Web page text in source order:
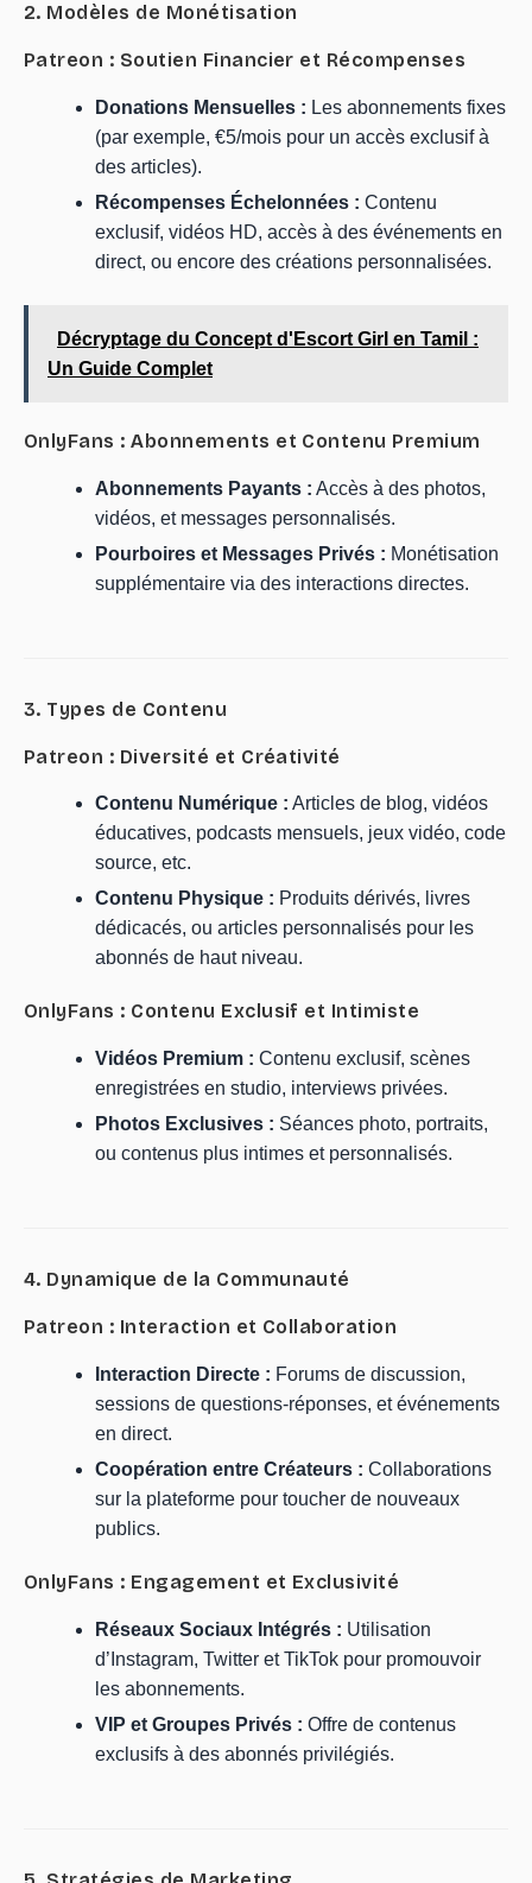
2. Modèles de Monétisation
Patreon : Soutien Financier et Récompenses
Donations Mensuelles : Les abonnements fixes
(par exemple, €5/mois pour un accès exclusif à
des articles).
Récompenses Échelonnées : Contenu
exclusif, vidéos HD, accès à des événements en
direct, ou encore des créations personnalisées.
Décryptage du Concept d'Escort Girl en Tamil :
Un Guide Complet
OnlyFans : Abonnements et Contenu Premium
Abonnements Payants : Accès à des photos,
vidéos, et messages personnalisés.
Pourboires et Messages Privés : Monétisation
supplémentaire via des interactions directes.
3. Types de Contenu
Patreon : Diversité et Créativité
Contenu Numérique : Articles de blog, vidéos
éducatives, podcasts mensuels, jeux vidéo, code
source, etc.
Contenu Physique : Produits dérivés, livres
dédicacés, ou articles personnalisés pour les
abonnés de haut niveau.
OnlyFans : Contenu Exclusif et Intimiste
Vidéos Premium : Contenu exclusif, scènes
enregistrées en studio, interviews privées.
Photos Exclusives : Séances photo, portraits,
ou contenus plus intimes et personnalisés.
4. Dynamique de la Communauté
Patreon : Interaction et Collaboration
Interaction Directe : Forums de discussion,
sessions de questions-réponses, et événements
en direct.
Coopération entre Créateurs : Collaborations
sur la plateforme pour toucher de nouveaux
publics.
OnlyFans : Engagement et Exclusivité
Réseaux Sociaux Intégrés : Utilisation
d’Instagram, Twitter et TikTok pour promouvoir
les abonnements.
VIP et Groupes Privés : Offre de contenus
exclusifs à des abonnés privilégiés.